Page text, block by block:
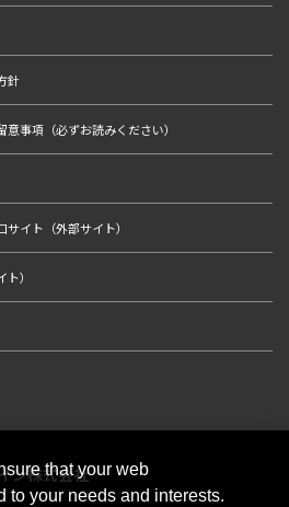
針
事項（必ずお読みください）
イト（外部サイト）
）
ン株式会社
that your web
to your needs and interests.